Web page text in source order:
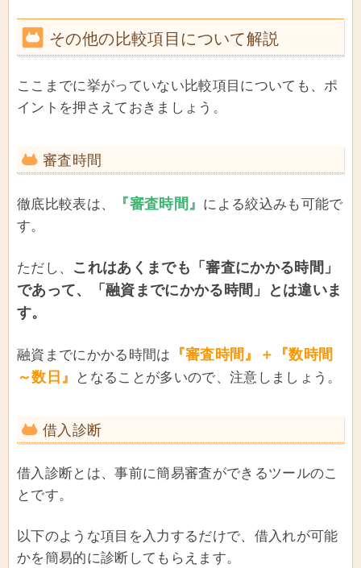
その他の比較項目について解説
ここまでに挙がっていない比較項目についても、ポ
イントを押さえておきましょう。
審査時間
徹底比較表は、 『審査時間』 による絞込みも可能で
す。
ただし、 これはあくまでも「審査にかかる時間」
であって、「融資までにかかる時間」とは違いま
す。
融資までにかかる時間は
『審査時間』＋『数時間
～数日』
となることが多いので、注意しましょう。
借入診断
借入診断とは、事前に簡易審査ができるツールのこ
とです。
以下のような項目を入力するだけで、借入れが可能
かを簡易的に診断してもらえます。